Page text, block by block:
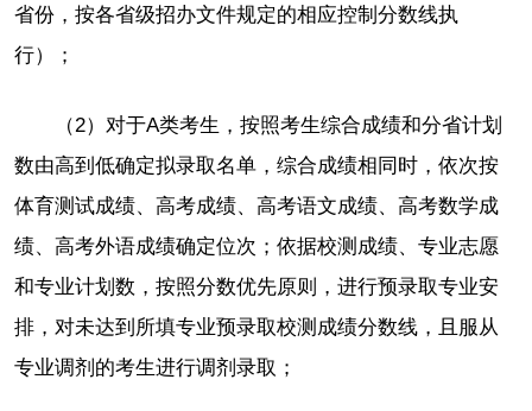
省份，按各省级招办文件规定的相应控制分数线执
行）；
（2）对于A类考生，按照考生综合成绩和分省计划
数由高到低确定拟录取名单，综合成绩相同时，依次按
体育测试成绩、高考成绩、高考语文成绩、高考数学成
绩、高考外语成绩确定位次；依据校测成绩、专业志愿
和专业计划数，按照分数优先原则，进行预录取专业安
排，对未达到所填专业预录取校测成绩分数线，且服从
专业调剂的考生进行调剂录取；